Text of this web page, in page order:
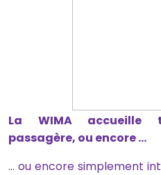
La WIMA accueille
passagère, ou encore ...
... ou encore simplement